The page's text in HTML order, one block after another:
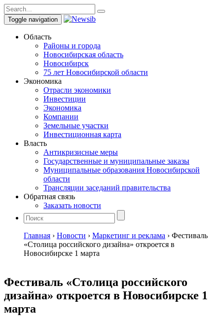
Toggle navigation
Область
Районы и города
Новосибирская область
Новосибирск
75 лет Новосибирской области
Экономика
Отрасли экономики
Инвестиции
Экономика
Компании
Земельные участки
Инвестиционная карта
Власть
Антикризисные меры
Государственные и муниципальные заказы
Муниципальные образования Новосибирской
области
Трансляции заседаний правительства
Обратная связь
Заказать новости
Главная › Новости › Маркетинг и реклама › Фестиваль
«Столица российского дизайна» откроется в
Новосибирске 1 марта
Фестиваль «Столица российского
дизайна» откроется в Новосибирске 1
марта